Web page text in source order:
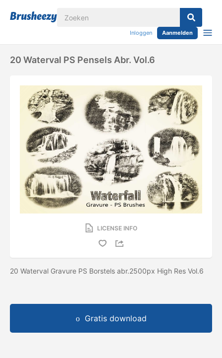
Inloggen Aanmelden
20 Waterval PS Pensels Abr. Vol.6
LICENSE INFO
20 Waterval Gravure PS Borstels abr.2500px High Res Vol.6
Gratis download